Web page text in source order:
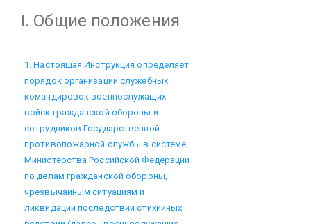
I. Общие положения
1. Настоящая Инструкция определяет
порядок организации служебных
командировок военнослужащих
войск гражданской обороны и
сотрудников Государственной
противопожарной службы в системе
Министерства Российской Федерации
по делам гражданской обороны,
чрезвычайным ситуациям и
ликвидации последствий стихийных